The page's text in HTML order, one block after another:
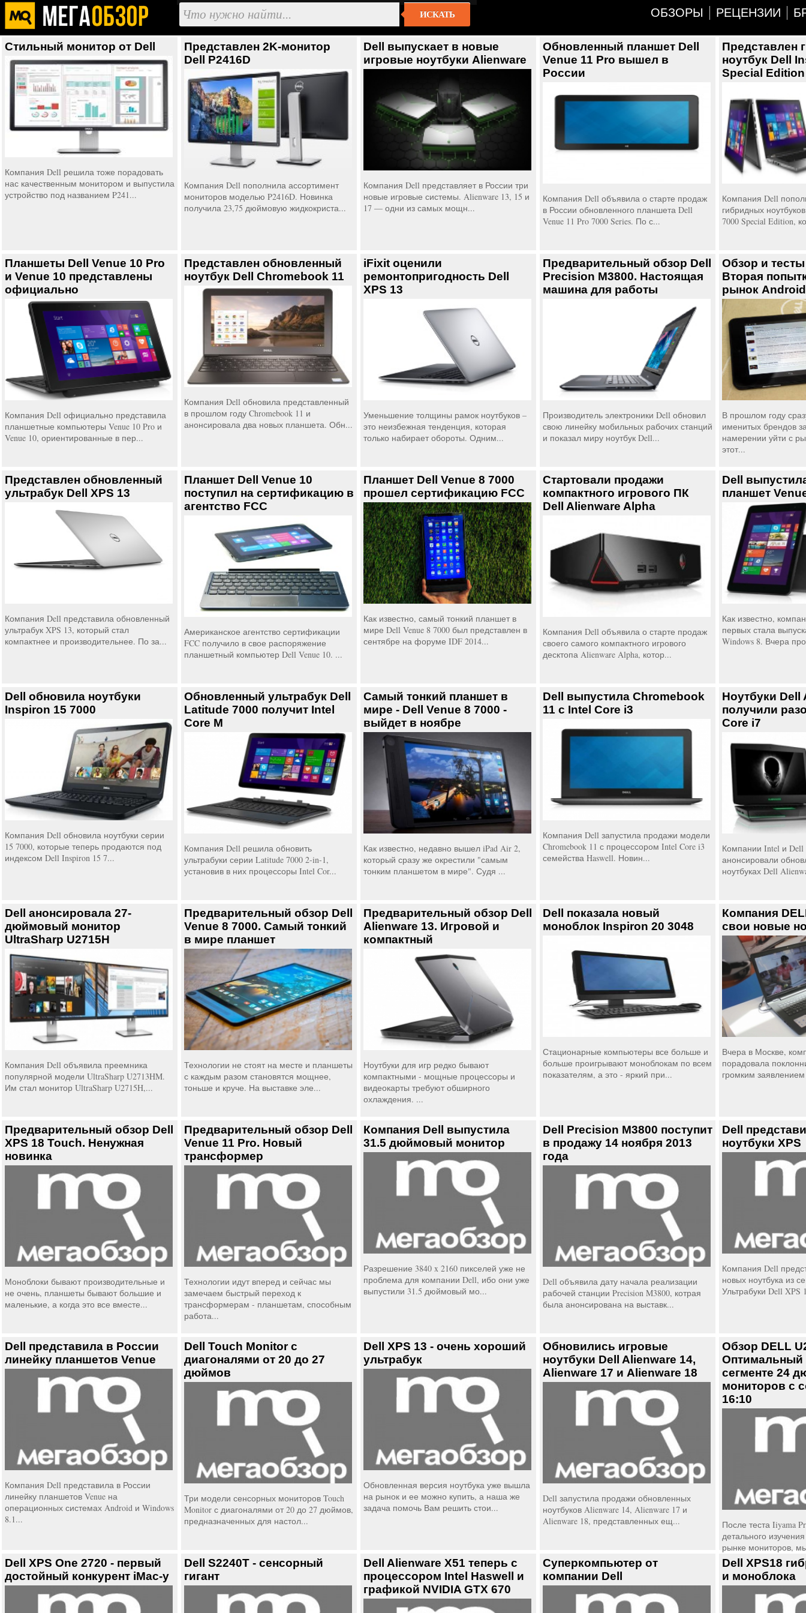
ИСКАТЬ ОБЗОРЫ РЕЦЕНЗИИ
Стильный монитор от Dell
Компания Dell решила тоже порадовать
нас качественным монитором и выпустила
устройство под названием P241...
Представлен 2K-монитор
Dell P2416D
Компания Dell пополнила ассортимент
мониторов моделью P2416D. Новинка
получила 23,75 дюймовую жидкокриста...
Dell выпускает в новые
игровые ноутбуки Alienware
Компания Dell представляет в России три
новые игровые системы. Alienware 13, 15 и
17 — одни из самых мощн...
Обновленный планшет Dell
Venue 11 Pro вышел в
России
Компания Dell объявила о старте продаж
в России обновленного планшета Dell
Venue 11 Pro 7000 Series. По с...
Представлен
ноутбук Dell
Special Edition
Компания Dell
гибридных
7000 Special Edition,
Планшеты Dell Venue 10 Pro
и Venue 10 представлены
официально
Компания Dell официально представила
планшетные компьютеры Venue 10 Pro и
Venue 10, ориентированные в пер...
Представлен обновленный
ноутбук Dell Chromebook 11
Компания Dell обновила представленный
в прошлом году Chromebook 11 и
анонсировала два новых планшета. Обн...
iFixit оценили
ремонтопригодность Dell
XPS 13
Уменьшение толщины рамок ноутбуков –
это неизбежная тенденция, которая
только набирает обороты. Одним...
Предварительный обзор Dell
Precision M3800. Настоящая
машина для работы
Производитель электроники Dell обновил
свою линейку мобильных рабочих станций
и показал миру ноутбук Dell...
Обзор и
Вторая
рынок
В прошлом году
именитых брендов
намерении уйти с
этот...
Представлен обновленный
ультрабук Dell XPS 13
Компания Dell представила обновленный
ультрабук XPS 13, который стал
компактнее и производительнее. По за...
Планшет Dell Venue 10
поступил на сертификацию в
агентство FCC
Американское агентство сертификации
FCC получило в свое распоряжение
планшетный компьютер Dell Venue 10. ...
Планшет Dell Venue 8 7000
прошел сертификацию FCC
Как известно, самый тонкий планшет в
мире Dell Venue 8 7000 был представлен в
сентябре на форуме IDF 2014...
Стартовали продажи
компактного игрового ПК
Dell Alienware Alpha
Компания Dell объявила о старте продаж
своего самого компактного игрового
десктопа Alienware Alpha, котор...
Dell
планшет
Как известно,
первых стала
Windows 8. Вчера
Dell обновила ноутбуки
Inspiron 15 7000
Компания Dell обновила ноутбуки серии
15 7000, которые теперь продаются под
индексом Dell Inspiron 15 7...
Обновленный ультрабук Dell
Latitude 7000 получит Intel
Core M
Компания Dell решила обновить
ультрабуки серии Latitude 7000 2-in-1,
установив в них процессоры Intel Cor...
Самый тонкий планшет в
мире - Dell Venue 8 7000 -
выйдет в ноябре
Как известно, недавно вышел iPad Air 2,
который сразу же окрестили "самым
тонким планшетом в мире". Судя ...
Dell выпустила Chromebook
11 с Intel Core i3
Компания Dell запустила продажи модели
Chromebook 11 с процессором Intel Core i3
семейства Haswell. Новин...
Ноутбуки Dell
получили
Core i7
Компании Intel и
анонсировали
ноутбуках Dell
Dell анонсировала 27-
дюймовый монитор
UltraSharp U2715H
Компания Dell объявила преемника
популярной модели UltraSharp U2713HM.
Им стал монитор UltraSharp U2715H,...
Предварительный обзор Dell
Venue 8 7000. Самый тонкий
в мире планшет
Технологии не стоят на месте и планшеты
с каждым разом становятся мощнее,
тоньше и круче. На выставке эле...
Предварительный обзор Dell
Alienware 13. Игровой и
компактный
Ноутбуки для игр редко бывают
компактными - мощные процессоры и
видеокарты требуют обширного
охлаждения. ...
Dell показала новый
моноблок Inspiron 20 3048
Стационарные компьютеры все больше и
больше проигрывают моноблокам по всем
показателям, а это - яркий при...
Компания
свои новые
Вчера в Москве,
порадовала
громким
Предварительный обзор Dell
XPS 18 Touch. Ненужная
новинка
Моноблоки бывают производительные и
не очень, планшеты бывают большие и
маленькие, а когда это все вместе...
Предварительный обзор Dell
Venue 11 Pro. Новый
трансформер
Технологии идут вперед и сейчас мы
замечаем быстрый переход к
трансформерам - планшетам, способным
работа...
Компания Dell выпустила
31.5 дюймовый монитор
Разрешение 3840 x 2160 пикселей уже не
проблема для компании Dell, ибо они уже
выпустили 31.5 дюймовый мо...
Dell Precision M3800 поступит
в продажу 14 ноября 2013
года
Dell объявила дату начала реализации
рабочей станции Precision M3800, котрая
была анонсирована на выставк...
Dell
ноутбуки XPS
Компания Dell
новых ноутбука из
Ультрабуки Dell XPS
Dell представила в России
линейку планшетов Venue
Компания Dell представила в России
линейку планшетов Venue на
операционных системах Android и Windows
8.1...
Dell Touch Monitor с
диагоналями от 20 до 27
дюймов
Три модели сенсорных мониторов Touch
Monitor с диагоналями от 20 до 27 дюймов,
предназначенных для настол...
Dell XPS 13 - очень хороший
ультрабук
Обновленная версия ноутбука уже вышла
на рынок и ее можно купить, а наша же
задача помочь Вам решить стои...
Обновились игровые
ноутбуки Dell Alienware 14,
Alienware 17 и Alienware 18
Dell запустила продажи обновленных
ноутбуков Alienware 14, Alienware 17 и
Alienware 18, представленных ещ...
Обзор DELL
сегменте 24
мониторов с
16:10
После теста Iiyama
детального
рынке мониторов,
Dell XPS One 2720 - первый
достойный конкурент iMac-у
Dell S2240T - сенсорный
гигант
Dell Alienware X51 теперь с
процессором Intel Haswell и
графикой NVIDIA GTX 670
Суперкомпьютер от
компании Dell
Dell XPS18
и моноблока